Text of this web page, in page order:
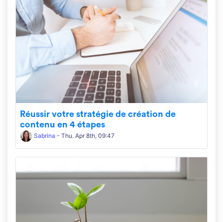
Réussir votre stratégie de création de
contenu en 4 étapes
Sabrina - Thu. Apr 8th, 09:47